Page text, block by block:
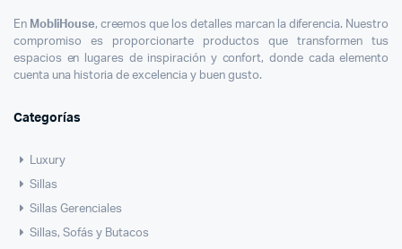
En MobliHouse, creemos que los detalles marcan la diferencia. Nuestro
compromiso es proporcionarte productos que transformen tus
espacios en lugares de inspiración y confort, donde cada elemento
cuenta una historia de excelencia y buen gusto.
Categorías
Luxury
Sillas
Sillas Gerenciales
Sillas, Sofás y Butacos